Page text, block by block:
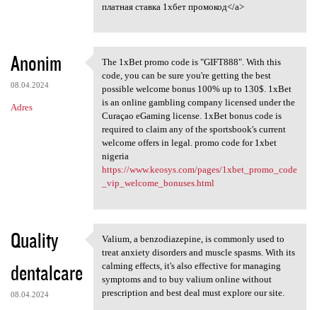
платная ставка 1хбет промокод</a>
Anonim
08.04.2024
Adres
The 1xBet promo code is
The 1xBet promo code is "GIFT888". With this
code, you can be sure you're getting the best
possible welcome bonus 100% up to 130$. 1xBet
is an online gambling company licensed under the
Curaçao eGaming license. 1xBet bonus code is
required to claim any of the sportsbook's current
welcome offers in legal. promo code for 1xbet
nigeria
https://www.keosys.com/pages/1xbet_promo_code
_vip_welcome_bonuses.html
Quality
dentalcare
08.04.2024
Valium, a benzodiazepine, is
Valium, a benzodiazepine, is commonly used to
treat anxiety disorders and muscle spasms. With its
calming effects, it's also effective for managing
symptoms and to buy valium online without
prescription and best deal must explore our site.